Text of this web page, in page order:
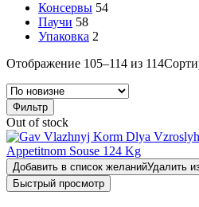
Консервы 54
Паучи 58
Упаковка 2
Отображение 105–114 из 114
Фильтр
Out of stock
Добавить в список желанийУдалить
Быстрый просмотр